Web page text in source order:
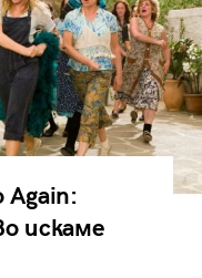
Again:
искаме